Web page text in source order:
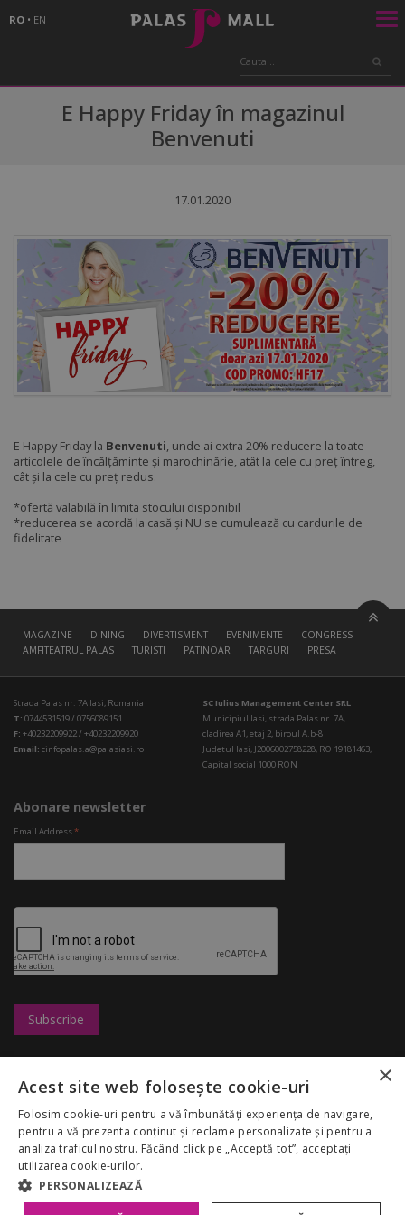
RO • EN
E Happy Friday în magazinul
Benvenuti
17.01.2020
E Happy Friday la Benvenuti, unde ai extra 20% reducere la toate
articolele de încălțăminte și marochinărie, atât la cele cu preț întreg,
cât și la cele cu preț redus.
*ofertă valabilă în limita stocului disponibil
*reducerea se acordă la casă și NU se cumulează cu cardurile de
fidelitate
MAGAZINE DINING DIVERTISMENT EVENIMENTE
CONGRESS HALL
AMFITEATRUL PALAS
TURISTI PATINOAR TARGURI PRESA
Strada Palas nr. 7A Iasi, Romania
T: 0744531519 / 0756089151
F: +40232209922 / +40232209920
Email: cinfopalas.a@palasiasi.ro
SC Iulius Management Center SRL
Municipiul Iasi, strada Palas nr. 7A,
cladirea A1, etaj 2, biroul A.b-8
Judetul Iasi, J2006002758228, RO 19181463,
Capital social 1000 RON
Abonare newsletter
Email Address*
Marketing
Regulamentul
Palas Mall
My Account
GDPR
Congresshall
Targuri
Restaurante
Reduceri
Despre noi
×
Acest site web folosește cookie-uri
Folosim cookie-uri pentru a vă îmbunătăți experiența de navigare,
pentru a vă prezenta conținut și reclame personalizate și pentru a
analiza traficul nostru. Făcând click pe „Acceptă tot”, acceptați
utilizarea cookie-urilor.
PERSONALIZEAZĂ